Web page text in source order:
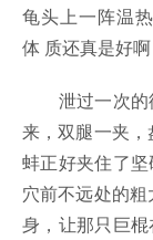
龟头上一阵温
体 质还真是好啊
泄过一次的
来，双腿一夹
蚌正好夹住了
穴前不远处的
身，让那只巨